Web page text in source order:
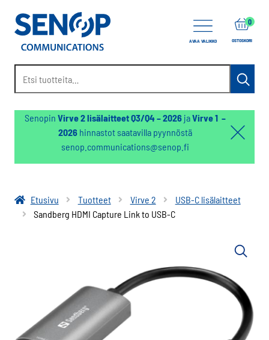
AVAA VALIKKO OSTOSKORI
0items
Senopin Virve 2 lisälaitteet Q3/Q4 – 2026jaVirve 1 –
2026hinnastot saatavilla pyynnöstä
senop.communications@senop.fi
Etusivu Tuotteet Virve 2
USB-C lisälaitteet
Sandberg HDMI Capture Link to USB-C